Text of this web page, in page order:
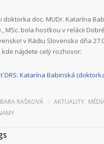
doktorka doc. MUDr. Katarína
MSc. bola hosťkou v relácii
v Rádiu Slovensko dňa
kde nájdete celý rozhovor:
DRS: Katarína Babinská
RAŠKOVÁ AKTUALITY,